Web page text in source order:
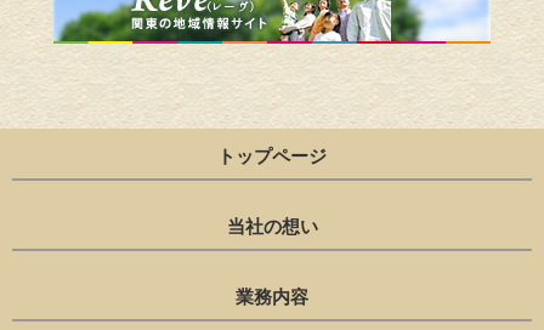
トップページ
当社の想い
業務内容